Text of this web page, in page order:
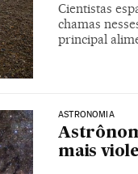
Cientistas
chamas
principal
ASTRONOMIA
mais